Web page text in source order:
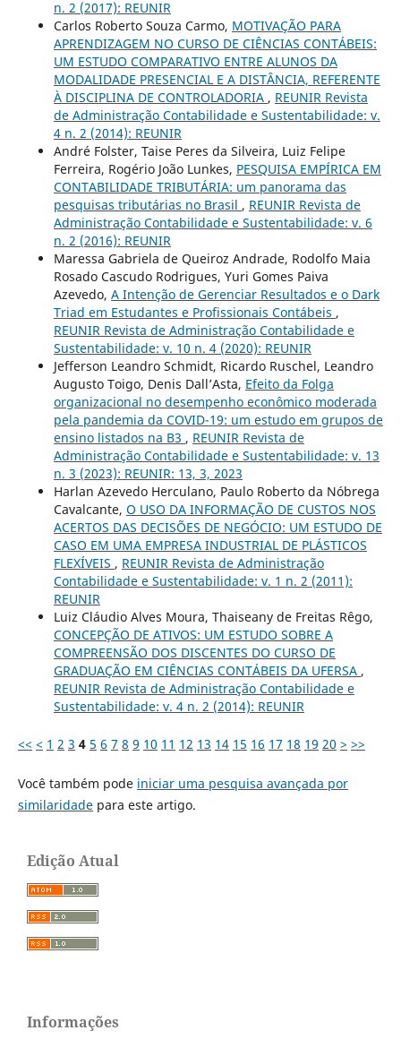
n. 2 (2017): REUNIR
Carlos Roberto Souza Carmo, MOTIVAÇÃO PARA
APRENDIZAGEM NO CURSO DE CIÊNCIAS CONTÁBEIS:
UM ESTUDO COMPARATIVO ENTRE ALUNOS DA
MODALIDADE PRESENCIAL E A DISTÂNCIA, REFERENTE
À DISCIPLINA DE CONTROLADORIA , REUNIR Revista
de Administração Contabilidade e Sustentabilidade: v.
4 n. 2 (2014): REUNIR
André Folster, Taise Peres da Silveira, Luiz Felipe
Ferreira, Rogério João Lunkes, PESQUISA EMPÍRICA EM
CONTABILIDADE TRIBUTÁRIA: um panorama das
pesquisas tributárias no Brasil , REUNIR Revista de
Administração Contabilidade e Sustentabilidade: v. 6
n. 2 (2016): REUNIR
Maressa Gabriela de Queiroz Andrade, Rodolfo Maia
Rosado Cascudo Rodrigues, Yuri Gomes Paiva
Azevedo, A Intenção de Gerenciar Resultados e o Dark
Triad em Estudantes e Profissionais Contábeis ,
REUNIR Revista de Administração Contabilidade e
Sustentabilidade: v. 10 n. 4 (2020): REUNIR
Jefferson Leandro Schmidt, Ricardo Ruschel, Leandro
Augusto Toigo, Denis Dall’Asta, Efeito da Folga
organizacional no desempenho econômico moderada
pela pandemia da COVID-19: um estudo em grupos de
ensino listados na B3 , REUNIR Revista de
Administração Contabilidade e Sustentabilidade: v. 13
n. 3 (2023): REUNIR: 13, 3, 2023
Harlan Azevedo Herculano, Paulo Roberto da Nóbrega
Cavalcante, O USO DA INFORMAÇÃO DE CUSTOS NOS
ACERTOS DAS DECISÕES DE NEGÓCIO: UM ESTUDO DE
CASO EM UMA EMPRESA INDUSTRIAL DE PLÁSTICOS
FLEXÍVEIS , REUNIR Revista de Administração
Contabilidade e Sustentabilidade: v. 1 n. 2 (2011):
REUNIR
Luiz Cláudio Alves Moura, Thaiseany de Freitas Rêgo,
CONCEPÇÃO DE ATIVOS: UM ESTUDO SOBRE A
COMPREENSÃO DOS DISCENTES DO CURSO DE
GRADUAÇÃO EM CIÊNCIAS CONTÁBEIS DA UFERSA ,
REUNIR Revista de Administração Contabilidade e
Sustentabilidade: v. 4 n. 2 (2014): REUNIR
<< < 1 2 3 4 5 6 7 8 9 10 11 12 13 14 15 16 17 18 19 20 > >>
Você também pode iniciar uma pesquisa avançada por
similaridadepara este artigo.
Edição Atual
Informações